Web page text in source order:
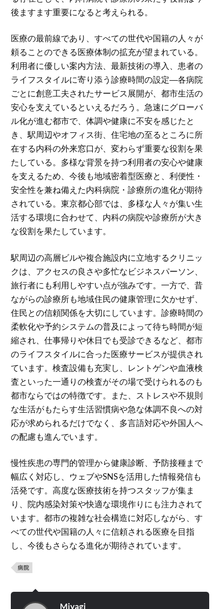
後ますます重要になると考えられる。
医療の最前線であり、すべての世代や国籍の人々が
頼ることのできる医療体制の拡充が望まれている。
利用者に優しい案内方法、最新技術の導入、患者の
ライフスタイルに寄り添う診療時間の設定―各病院
ごとに創意工夫されたサービス展開が、都市生活の
安心を支えているといえるだろう。急速にグローバ
ル化が進む都市で、体調や健康に不安を感じたと
き、駅周辺やオフィス街、住宅地の至るところに所
在する内科の外来窓口が、変わらず重要な役割を果
たしている。多様な背景を持つ利用者の安心や健康
を支えるため、今後も地域密着型医療と、利便性・
安全性を兼ね備えた内科病院・診療所の進化が期待
されている。東京都心部では、多様な人々が集い生
活する環境に合わせて、内科の病院や診療所が大き
な役割を果たしています。
駅周辺の高層ビルや複合施設内に立地するクリニッ
クは、アクセスの良さや多忙なビジネスパーソン、
旅行者にも利用しやすい点が強みです。一方で、昔
ながらの診療所も地域住民の健康管理に欠かせず、
住民との信頼関係を大切にしています。診療時間の
柔軟化や予約システムの普及によって待ち時間が短
縮され、仕事帰りや休日でも受診できるなど、都市
のライフスタイルに合った医療サービスが提供され
ています。検査設備も充実し、レントゲンや血液検
査といった一通りの検査がその場で受けられるのも
都市ならではの特徴です。また、ストレスや不規則
な生活がもたらす生活習慣病や急な体調不良への対
応が求められるだけでなく、多言語対応や外国人へ
の配慮も進んでいます。
慢性疾患の専門的管理から健康診断、予防接種まで
幅広く対応し、ウェブやSNSを活用した情報発信も
活発です。高度な医療技術を持つスタッフが集ま
り、院内感染対策や快適な環境作りにも注力されて
います。都市の複雑な社会構造に対応しながら、す
べての世代や国籍の人々に信頼される医療を目指
し、今後もさらなる進化が期待されています。
病院
Miyagi